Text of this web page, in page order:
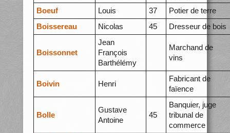
Boeuf
Louis 37
Potier de terre
Boissereau
Nicolas 45 Dresseur de bois
Boissonnet
Jean
François
Barthélémy
Marchand de
vins
Boivin Henri
Fabricant de
faïence
Bolle
Gustave
Antoine
45
Banquier, juge
tribunal de
commerce